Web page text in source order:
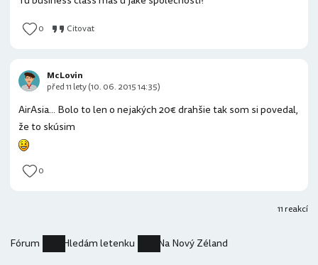
0 Citovat
AirAsia... Bolo to len o nejakých 20€ drahšie tak som si povedal,
že to skúsim
0
McLovin
před 11 lety (10. 06. 2015 14:35)
11 reakcí
Fórum Hledám letenku Na Nový Zéland